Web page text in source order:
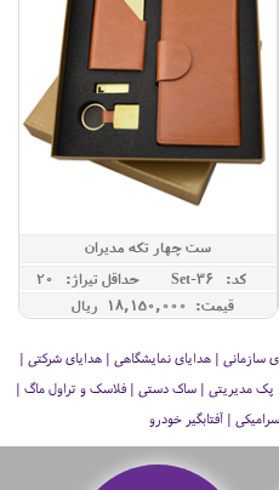
ست چهار تکه مدیران
کد: Set-36
حداقل تيراژ: 20
قیمت: 18,150,000 ريال
سازمانی | هدایای نمایشگاهی | هدایای شرکتی |
مدیریتی | ساک دستی | فلاسک و تراول ماگ |
| آفتابگیر خودرو